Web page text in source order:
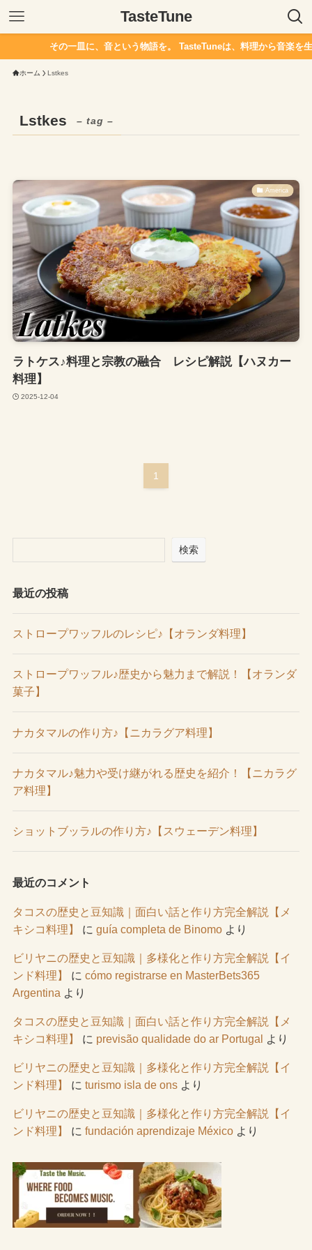
TasteTune
その一皿に、音という物語を。 TasteTuneは、料理から音楽を生
ホーム Lstkes
Lstkes – tag –
America
ラトケス♪料理と宗教の融合 レシピ解説【ハヌカー
料理】
2025-12-04
1
検索
最近の投稿
ストロープワッフルのレシピ♪【オランダ料理】
ストロープワッフル♪歴史から魅力まで解説！【オランダ
菓子】
ナカタマルの作り方♪【ニカラグア料理】
ナカタマル♪魅力や受け継がれる歴史を紹介！【ニカラグ
ア料理】
ショットブッラルの作り方♪【スウェーデン料理】
最近のコメント
タコスの歴史と豆知識｜面白い話と作り方完全解説【メ
キシコ料理】
に guía completa de Binomoより
ビリヤニの歴史と豆知識｜多様化と作り方完全解説【イ
ンド料理】
に cómo registrarse en MasterBets365
Argentina より
タコスの歴史と豆知識｜面白い話と作り方完全解説【メ
キシコ料理】
に previsão qualidade do ar Portugal より
ビリヤニの歴史と豆知識｜多様化と作り方完全解説【イ
ンド料理】
に turismo isla de onsより
ビリヤニの歴史と豆知識｜多様化と作り方完全解説【イ
ンド料理】
に fundación aprendizaje Méxicoより